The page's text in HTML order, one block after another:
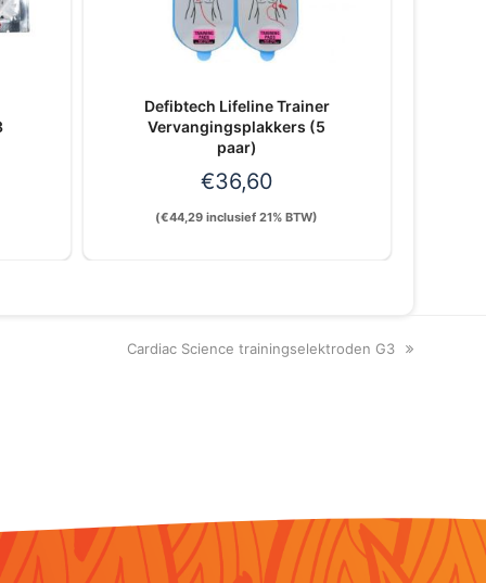
Defibtech Lifeline Trainer
Vervangingsplakkers (5
paar)
€36,60
(€44,29 inclusief 21% BTW)
next
Cardiac Science trainingselektroden G3